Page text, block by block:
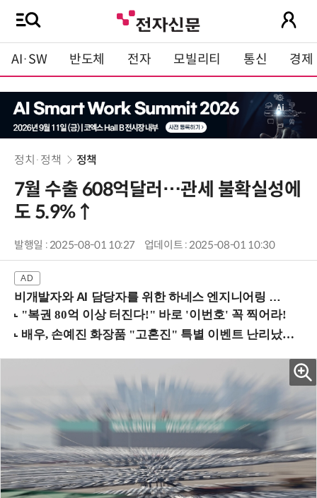
AI·SW 반도체 전자 모빌리티 통신 경제
정치·정책 정책
7월 수출 608억달러…관세 불확실성에
도 5.9%↑
발행일 : 2025-08-01 10:27 업데이트 : 2025-08-01 10:30
비개발자와 AI 담당자를 위한 하네스 엔지니어링 입문과정 (8/20 신논현역)